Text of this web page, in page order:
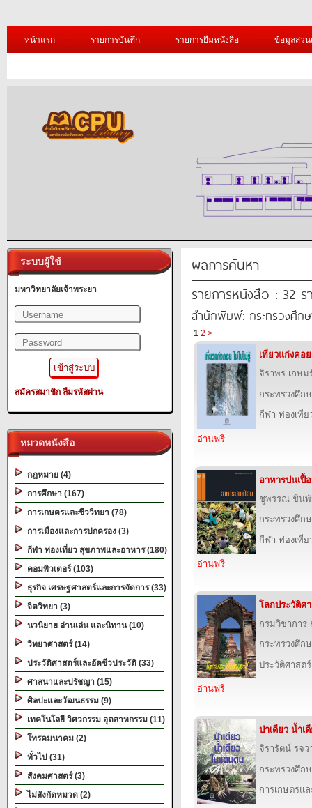
หน้าแรก รายการบันทึก รายการยืมหนังสือ ข้อมูลส่ว
ระบบผู้ใช้
มหาวิทยาลัยเจ้าพระยา
สมัครสมาชิก ลืมรหัสผ่าน
หมวดหนังสือ
กฎหมาย (4)
การศึกษา (167)
การเกษตรและชีววิทยา (78)
การเมืองและการปกครอง (3)
กีฬา ท่องเที่ยว สุขภาพและอาหาร (180)
คอมพิวเตอร์ (103)
ธุรกิจ เศรษฐศาสตร์และการจัดการ (33)
จิตวิทยา (3)
นวนิยาย อ่านเล่น และนิทาน (10)
วิทยาศาสตร์ (14)
ประวัติศาสตร์และอัตชีวประวัติ (33)
ศาสนาและปรัชญา (15)
ศิลปะและวัฒนธรรม (9)
เทคโนโลยี วิศวกรรม อุตสาหกรรม (11)
โทรคมนาคม (2)
ทั่วไป (31)
สังคมศาสตร์ (3)
ไม่สังกัดหมวด (2)
ผลการค้นหา
รายการหนังสือ : 32 ร
สำนักพิมพ์: กระทรวงศึก
1 2 >
เที่ยวแก่งคอ
จิราพร เกษ
กระทรวงศึก
กีฬา ท่องเที่
อ่านฟรี
อาหารปนเปื้
ชูพรรณ ชินพั
กระทรวงศึก
กีฬา ท่องเที่
อ่านฟรี
โลกประวัติศ
กรมวิชาการ
กระทรวงศึก
ประวัติศาสต
อ่านฟรี
ป่าเดียว น้ำเ
จิรารัตน์ รจ
กระทรวงศึก
การเกษตรแ